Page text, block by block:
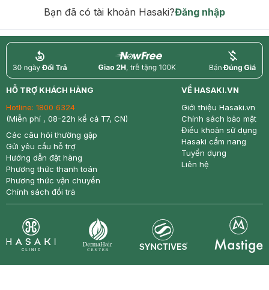
Bạn đã có tài khoản Hasaki?Đăng nhập
return nowfree price
HỖ TRỢ KHÁCH HÀNG
Hotline: 1800 6324
(Miễn phí , 08-22h kể cả T7, CN)
Các câu hỏi thường gặp
Gửi yêu cầu hỗ trợ
Hướng dẫn đặt hàng
Phương thức thanh toán
Phương thức vận chuyển
Chính sách đổi trả
VỀ HASAKI.VN
Giới thiệu Hasaki.vn
Chính sách bảo mật
Điều khoản sử dụng
Hasaki cẩm nang
Tuyển dụng
Liên hệ